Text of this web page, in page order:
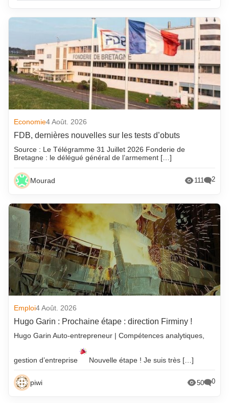
Economie4 Août. 2026
FDB, dernières nouvelles sur les tests d’obuts
Source : Le Télégramme 31 Juillet 2026 Fonderie de
Bretagne : le délégué général de l’armement […]
Mourad 111 2
Emploi4 Août. 2026
Hugo Garin : Prochaine étape : direction Firminy !
Hugo Garin Auto-entrepreneur | Compétences analytiques,
gestion d’entreprise Nouvelle étape ! Je suis très […]
piwi 50 0